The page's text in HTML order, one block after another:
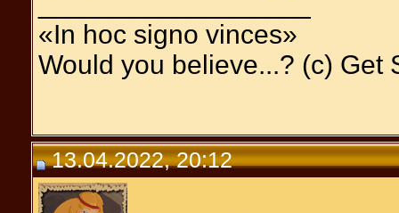
«In hoc signo vinces»
Would you believe...? (c) Get
13.04.2022, 20:12